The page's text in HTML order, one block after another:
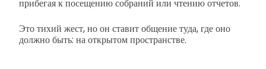
прибегая к посещению собраний или чтению отчетов.
Это тихий жест, но он ставит общение туда, где оно
должно быть: на открытом пространстве.